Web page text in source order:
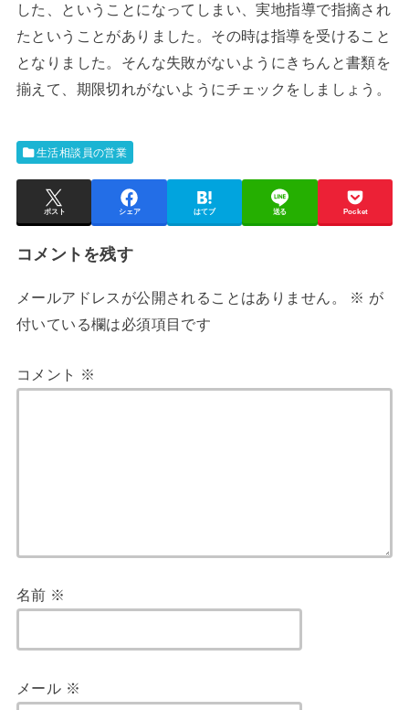
した、ということになってしまい、実地指導で指摘され
たということがありました。その時は指導を受けること
となりました。そんな失敗がないようにきちんと書類を
揃えて、期限切れがないようにチェックをしましょう。
生活相談員の営業
ポスト シェア はてブ 送る Pocket
コメントを残す
メールアドレスが公開されることはありません。 ※ が
付いている欄は必須項目です
コメント ※
名前 ※
メール ※